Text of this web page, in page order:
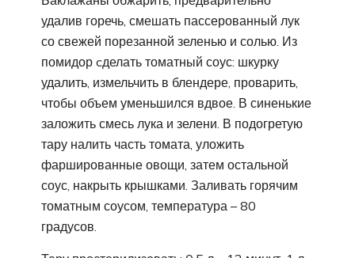
удалив горечь, смешать пассерованный лук
со свежей порезанной зеленью и солью. Из
помидор cделать томатный соус: шкурку
удалить, измельчить в блендере, проварить,
чтобы объем уменьшился вдвое. В синенькие
заложить смесь лука и зелени. В подогретую
тару налить часть томата, уложить
фаршированные овощи, затем остальной
соус, накрыть крышками. Заливать горячим
томатным соусом, температура – 80
градусов.